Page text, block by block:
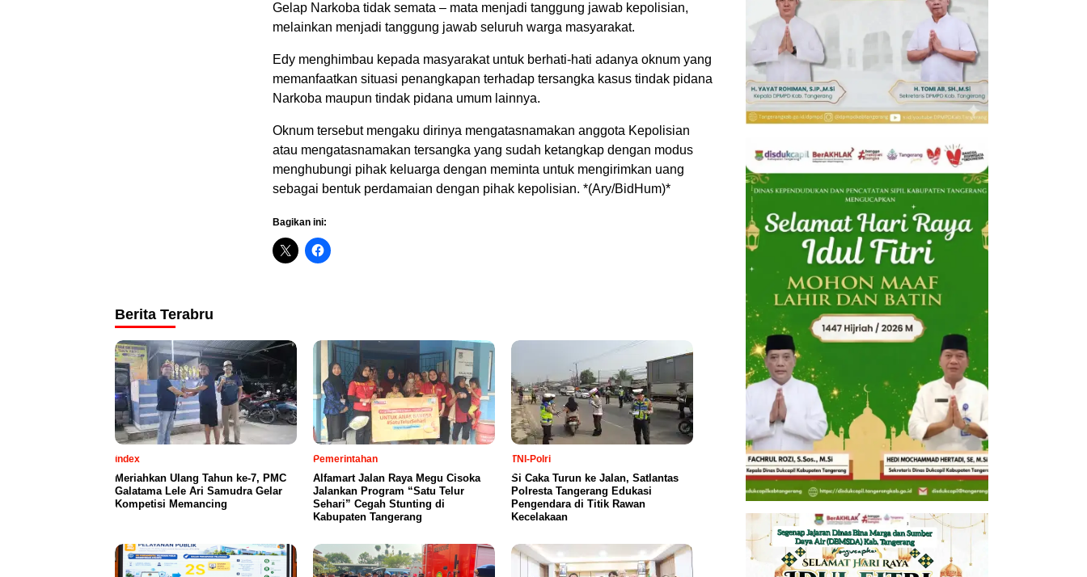
Gelap Narkoba tidak semata – mata menjadi tanggung jawab kepolisian,
melainkan menjadi tanggung jawab seluruh warga masyarakat.
Edy menghimbau kepada masyarakat untuk berhati-hati adanya oknum yang
memanfaatkan situasi penangkapan terhadap tersangka kasus tindak pidana
Narkoba maupun tindak pidana umum lainnya.
Oknum tersebut mengaku dirinya mengatasnamakan anggota Kepolisian
atau mengatasnamakan tersangka yang sudah ketangkap dengan modus
menghubungi pihak keluarga dengan meminta untuk mengirimkan uang
sebagai bentuk perdamaian dengan pihak kepolisian. *(Ary/BidHum)*
Bagikan ini:
Berita Terabru
index
Meriahkan Ulang Tahun ke-7, PMC
Galatama Lele Ari Samudra Gelar
Kompetisi Memancing
Pemerintahan
Alfamart Jalan Raya Megu Cisoka
Jalankan Program “Satu Telur
Sehari” Cegah Stunting di
Kabupaten Tangerang
TNI-Polri
Si Caka Turun ke Jalan, Satlantas
Polresta Tangerang Edukasi
Pengendara di Titik Rawan
Kecelakaan